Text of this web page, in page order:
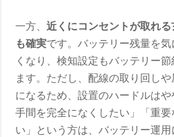
一方、近くにコンセントが取れ
も確実です。バッテリー残量を
くなり、検知設定もバッテリー
ます。ただし、配線の取り回し
になるため、設置のハードルは
手間を完全になくしたい」「重
い」という方は、バッテリー運